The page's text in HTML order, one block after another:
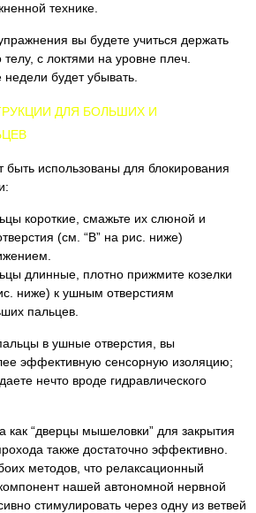
технике.
вы будете учиться держать
с локтями на уровне плеч.
будет убывать.
ДЛЯ БОЛЬШИХ И
использованы для блокирования
короткие, смажьте их слюной и
(см. “В” на рис. ниже)
длинные, плотно прижмите козелки
ниже) к ушным отверстиям
пальцев.
в ушные отверстия, вы
эффективную сенсорную изоляцию;
нечто вроде гидравлического
как “дверцы мышеловки” для закрытия
также достаточно эффективно.
методов, что релаксационный
нашей автономной нервной
стимулировать через одну из ветвей